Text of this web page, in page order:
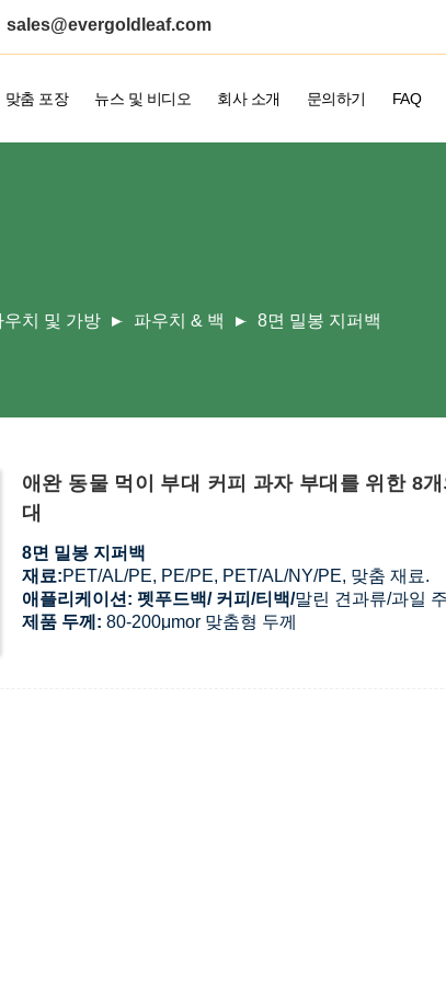
sales@evergoldleaf.com
맞춤 포장 뉴스 및 비디오 회사 소개 문의하기 FAQ
우치 및 가방 파우치 & 백 8면 밀봉 지퍼백
애완 동물 먹이 부대 커피 과자 부대를 위한 8
대
8면 밀봉 지퍼백
재료:PET/AL/PE, PE/PE, PET/AL/NY/PE, 맞춤 재료.
애플리케이션 : 펫푸드백/ 커피/티백/말린 견과류/과일
제품 두께: 80-200μmor 맞춤형 두께